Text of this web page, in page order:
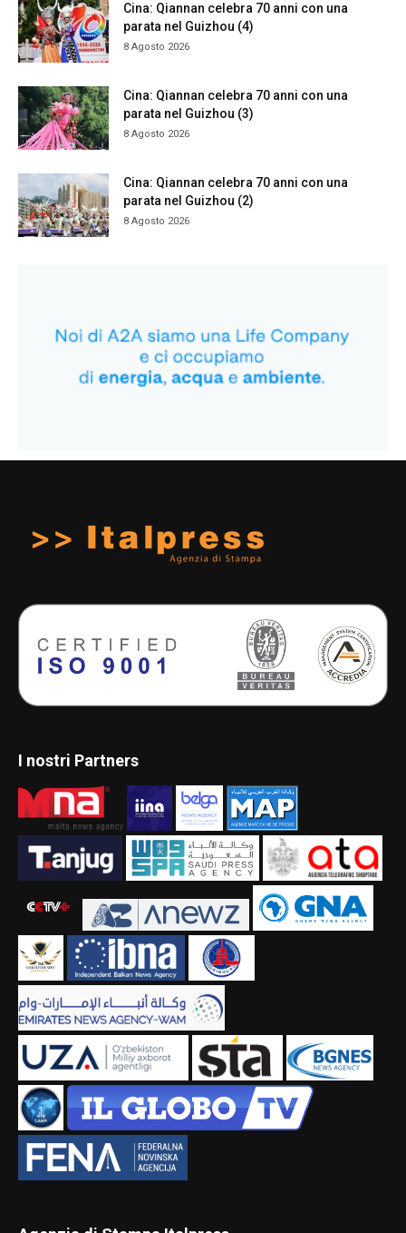
Cina: Qiannan celebra 70 anni con una
parata nel Guizhou (4)
8 Agosto 2026
Cina: Qiannan celebra 70 anni con una
parata nel Guizhou (3)
8 Agosto 2026
Cina: Qiannan celebra 70 anni con una
parata nel Guizhou (2)
8 Agosto 2026
I nostri Partners